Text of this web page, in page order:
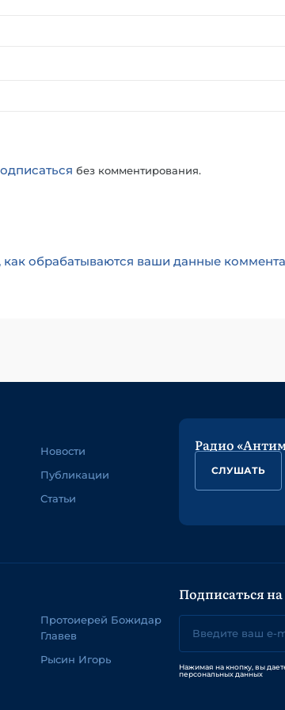
без комментирования.
как обрабатываются ваши данные
Новости
Публикации
Статьи
Радио
СЛУШАТЬ
Протоиерей Божидар
Главев
Рысин Игорь
Подписаться
Нажимая на кнопку, вы
персональных данных